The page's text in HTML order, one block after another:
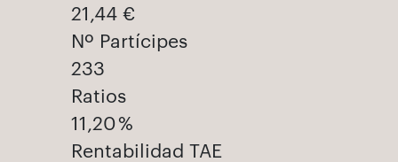
21,44 €
Nº Partícipes
233
Ratios
11,20 %
Rentabilidad TAE